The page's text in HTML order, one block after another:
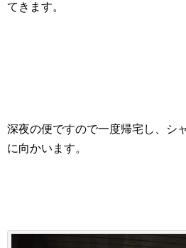
てきます。
深夜の便ですので一度帰宅し、シ
に向かいます。